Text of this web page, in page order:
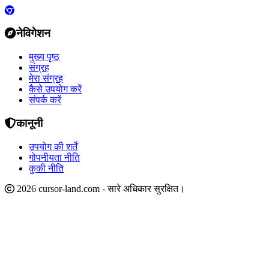
नेविगेशन
मुख्य पृष्ठ
संग्रह
मेरा संग्रह
कैसे उपयोग करें
संपर्क करें
कानूनी
उपयोग की शर्तें
गोपनीयता नीति
कुकी नीति
2026 cursor-land.com - सारे अधिकार सुरक्षित।